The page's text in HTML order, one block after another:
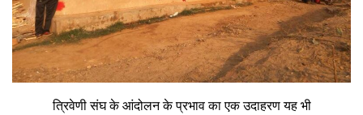
त्रिवेणी संघ के आंदोलन के प्रभाव का एक उदाहरण यह भी